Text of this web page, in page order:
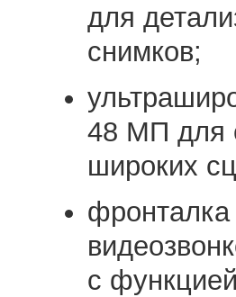
для
снимков;
48 МП для
широких
с